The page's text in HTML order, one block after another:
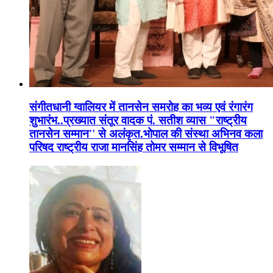
संगीतधानी ग्वालियर में तानसेन समरोह का भव्य एवं रंगारंग
शुभारंभ..प्रख्यात संतूर वादक पं. सतीश व्यास "राष्ट्रीय
तानसेन सम्मान'' से अलंकृत.भोपाल की संस्था अभिनव कला
परिषद राष्ट्रीय राजा मानसिंह तोमर सम्मान से विभूषित